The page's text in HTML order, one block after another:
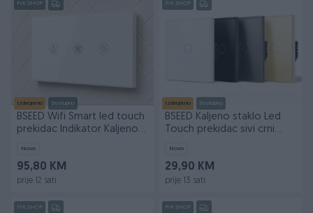
PIK SHOP
Izdvojeno Dostupno
BSEED Wifi Smart led touch
prekidac Indikator Kaljeno
Novo
95,80 KM
prije 12 sati
PIK SHOP
Izdvojeno Dostupno
BSEED Kaljeno staklo Led
Touch prekidac sivi crni
Novo
29,90 KM
prije 13 sati
PIK SHOP PIK SHOP